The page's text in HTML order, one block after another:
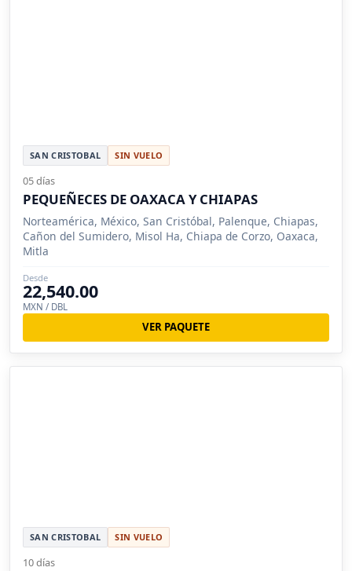
SAN CRISTOBAL SIN VUELO
05 días
PEQUEÑECES DE OAXACA Y CHIAPAS
Norteamérica, México, San Cristóbal, Palenque, Chiapas,
Cañon del Sumidero, Misol Ha, Chiapa de Corzo, Oaxaca,
Mitla
Desde
22,540.00
MXN / DBL
VER PAQUETE
SAN CRISTOBAL SIN VUELO
10 días